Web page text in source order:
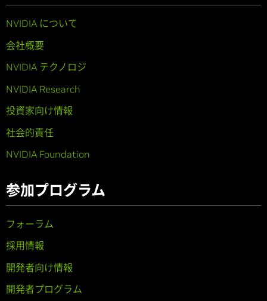
NVIDIA について
会社概要
NVIDIA テクノロジ
NVIDIA Research
投資家向け情報
社会的責任
NVIDIA Foundation
参加プログラム
フォーラム
採用情報
開発者向け情報
開発者プログラム